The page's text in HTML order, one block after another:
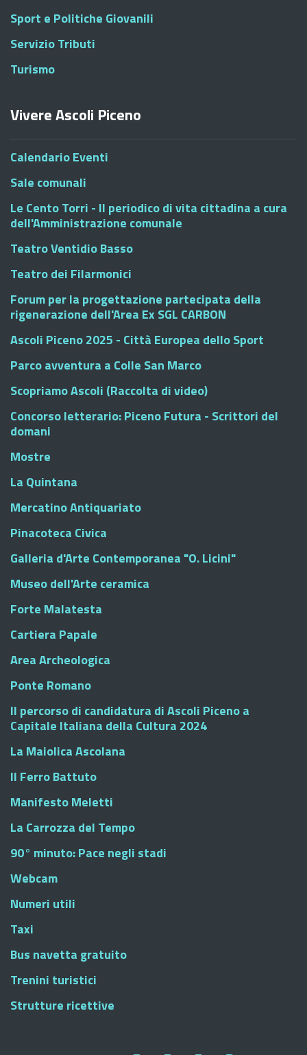
Sport e Politiche Giovanili
Servizio Tributi
Turismo
Vivere Ascoli Piceno
Calendario Eventi
Sale comunali
Le Cento Torri - Il periodico di vita cittadina a cura
dell'Amministrazione comunale
Teatro Ventidio Basso
Teatro dei Filarmonici
Forum per la progettazione partecipata della
rigenerazione dell'Area Ex SGL CARBON
Ascoli Piceno 2025 - Città Europea dello Sport
Parco avventura a Colle San Marco
Scopriamo Ascoli (Raccolta di video)
Concorso letterario: Piceno Futura - Scrittori del
domani
Mostre
La Quintana
Mercatino Antiquariato
Pinacoteca Civica
Galleria d'Arte Contemporanea "O. Licini"
Museo dell'Arte ceramica
Forte Malatesta
Cartiera Papale
Area Archeologica
Ponte Romano
Il percorso di candidatura di Ascoli Piceno a
Capitale Italiana della Cultura 2024
La Maiolica Ascolana
Il Ferro Battuto
Manifesto Meletti
La Carrozza del Tempo
90° minuto: Pace negli stadi
Webcam
Numeri utili
Taxi
Bus navetta gratuito
Trenini turistici
Strutture ricettive